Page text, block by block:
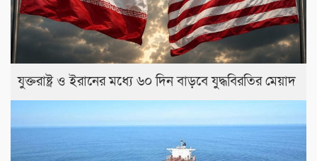
যুক্তরাষ্ট্র ও ইরানের মধ্যে ৬০ দিন বাড়বে যুদ্ধবিরতির মেয়াদ